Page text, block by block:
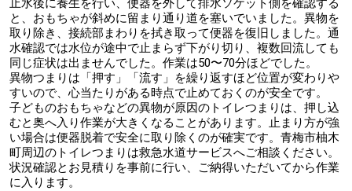
止水後に養生を行い、便器を外して排水ソケット側を確認する
と、おもちゃが斜めに留まり通り道を塞いでいました。異物を
取り除き、接続部まわりを拭き取って便器を復旧しました。通
水確認では水位が途中で止まらず下がり切り、複数回流しても
同じ症状は出ませんでした。作業は50〜70分ほどでした。
異物つまりは「押す」「流す」を繰り返すほど位置が変わりや
すいので、心当たりがある時点で止めておくのが安全です。
子どものおもちゃなどの異物が原因のトイレつまりは、押し込
むと奥へ入り作業が大きくなることがあります。止まり方が強
い場合は便器脱着で安全に取り除くのが確実です。青梅市柚木
町周辺のトイレつまりは救急水道サービスへご相談ください。
状況確認とお見積りを事前に行い、ご納得いただいてから作業
に入ります。